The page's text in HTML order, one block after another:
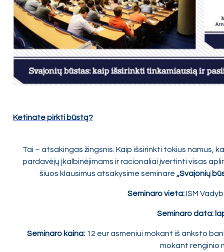
Ketinate pirkti būstą?
Tai – atsakingas žingsnis. Kaip išsirinkti tokius namus,
pardavėjų įkalbinėjimams ir racionaliai įvertinti visas
šiuos klausimus atsakysime seminare „Svajonių
Seminaro vieta:ISM
Seminaro data:
Seminaro kaina:12 eur asmeniui mokant iš anksto
mokant renginio